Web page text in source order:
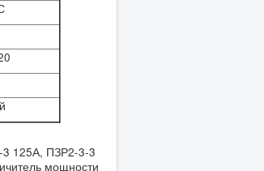
3 125А, ПЗР2-3-3
мощности